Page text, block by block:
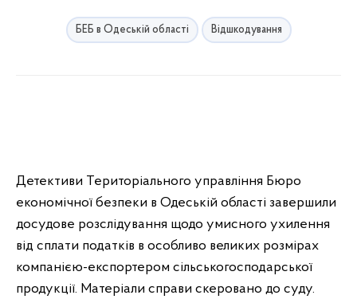
БЕБ в Одеській області Відшкодування
Детективи Територіального управління Бюро
економічної безпеки в Одеській області завершили
досудове розслідування щодо умисного ухилення
від сплати податків в особливо великих розмірах
компанією-експортером сільськогосподарської
продукції. Матеріали справи скеровано до суду.